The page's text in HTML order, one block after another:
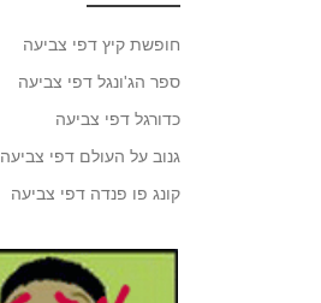
חופשת קיץ דפי צביעה
ספר הג'ונגל דפי צביעה
כדורגל דפי צביעה
גנוב על העולם דפי צביעה
קונג פו פנדה דפי צביעה